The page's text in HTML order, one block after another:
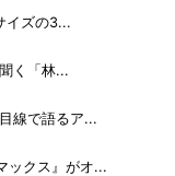
イズの3...
く「林...
線で語るア...
ックス』がオ...